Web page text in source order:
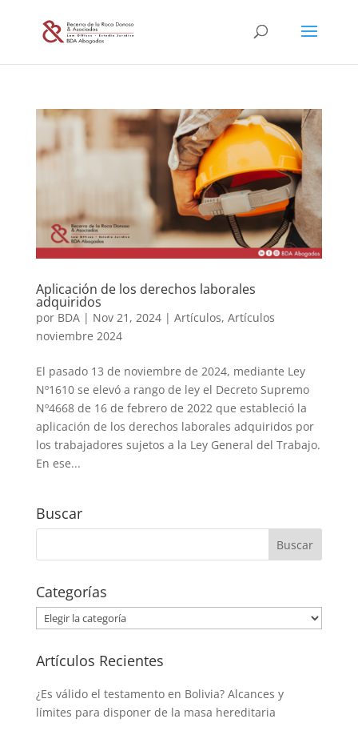
Aplicación de los derechos laborales
adquiridos
por BDA| Nov 21, 2024| Artículos, Artículos
noviembre 2024
El pasado 13 de noviembre de 2024, mediante Ley
Nº1610 se elevó a rango de ley el Decreto Supremo
Nº4668 de 16 de febrero de 2022 que estableció la
aplicación de los derechos laborales adquiridos por
los trabajadores sujetos a la Ley General del Trabajo.
En ese...
Buscar
Categorías
Categorías
Artículos Recientes
¿Es válido el testamento en Bolivia? Alcances y
límites para disponer de la masa hereditaria